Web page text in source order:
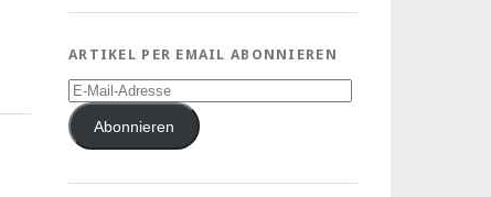
ARTIKEL PER EMAIL ABONNIEREN
E-
Mail-
AdresseAbonnieren